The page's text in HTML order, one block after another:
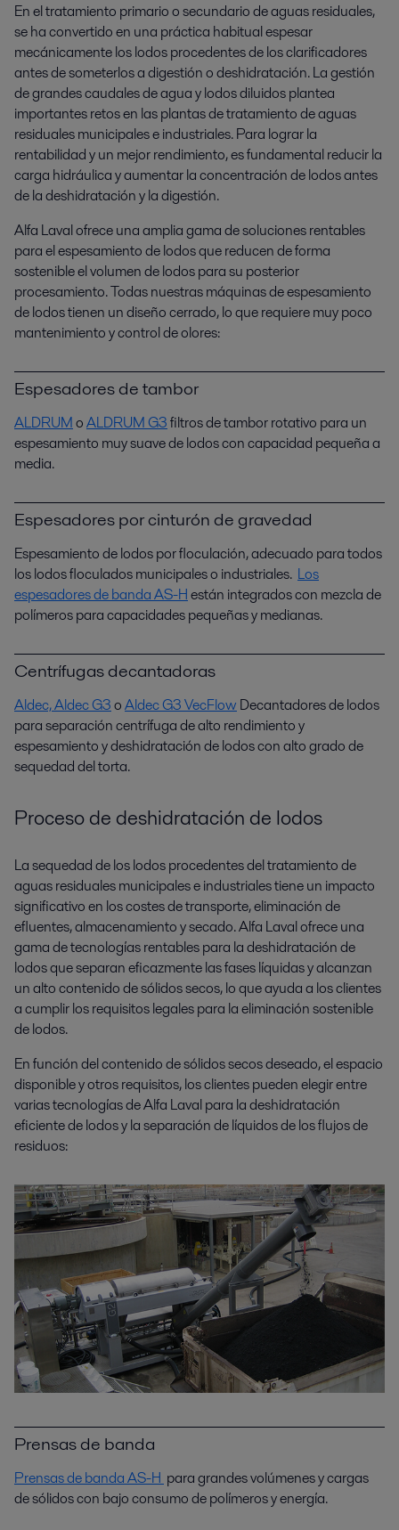
En el tratamiento primario o secundario de aguas residuales,
se ha convertido en una práctica habitual espesar
mecánicamente los lodos procedentes de los clarificadores
antes de someterlos a digestión o deshidratación. La gestión
de grandes caudales de agua y lodos diluidos plantea
importantes retos en las plantas de tratamiento de aguas
residuales municipales e industriales. Para lograr la
rentabilidad y un mejor rendimiento, es fundamental reducir la
carga hidráulica y aumentar la concentración de lodos antes
de la deshidratación y la digestión.
Alfa Laval ofrece una amplia gama de soluciones rentables
para el espesamiento de lodos que reducen de forma
sostenible el volumen de lodos para su posterior
procesamiento. Todas nuestras máquinas de espesamiento
de lodos tienen un diseño cerrado, lo que requiere muy poco
mantenimiento y control de olores:
Espesadores de tambor
ALDRUMoALDRUM G3filtros de tambor rotativo para un
espesamiento muy suave de lodos con capacidad pequeña a
media.
Espesadores por cinturón de gravedad
Espesamiento de lodos por floculación, adecuado para todos
los lodos floculados municipales o industriales. Los
espesadores de banda AS-Hestán integrados con mezcla de
polímeros para capacidades pequeñas y medianas.
Centrífugas decantadoras
Aldec,Aldec G3oAldec G3 VecFlow Decantadores de lodos
para separación centrífuga de alto rendimiento y
espesamiento y deshidratación de lodos con alto grado de
sequedad del torta.
Proceso de deshidratación de lodos
La sequedad de los lodos procedentes del tratamiento de
aguas residuales municipales e industriales tiene un impacto
significativo en los costes de transporte, eliminación de
efluentes, almacenamiento y secado. Alfa Laval ofrece una
gama de tecnologías rentables para la deshidratación de
lodos que separan eficazmente las fases líquidas y alcanzan
un alto contenido de sólidos secos, lo que ayuda a los clientes
a cumplir los requisitos legales para la eliminación sostenible
de lodos.
En función del contenido de sólidos secos deseado, el espacio
disponible y otros requisitos, los clientes pueden elegir entre
varias tecnologías de Alfa Laval para la deshidratación
eficiente de lodos y la separación de líquidos de los flujos de
residuos:
Prensas de banda
Prensas de banda AS-H para grandes volúmenes y cargas
de sólidos con bajo consumo de polímeros y energía.